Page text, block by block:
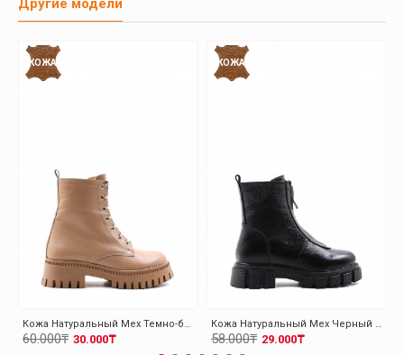
Другие модели
КОЖА
Кожа Натуральный Мех Темно-бежевый Женская Высокой Подошве Ботинки 010KZA8370
30.000₸
60.000₸
КОЖА
Кожа Натуральный Мех Черный Женская Высокой Подошве Ботинки 010KZA8498
29.000₸
58.000₸